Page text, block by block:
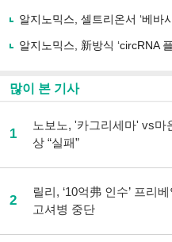
기
알지노믹스, 셀트리온서 ‘베바
알지노믹스, 新방식 ‘circRNA
많이 본 기사
1
노보노, '카그리세마' vs마
상 “실패”
2
릴리, ‘10억弗 인수’ 프리
고셔병 중단